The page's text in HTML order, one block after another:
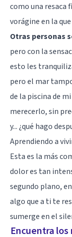
como una resaca
vorágine en la
Otras personas
pero con la
esto les
pero el mar
de la piscina de
merecerlo, sin
y... ¿qué hago
Aprendiendo a
Esta es la más
dolor es tan
segundo plano,
algo que a ti te
sumerge en el
Encuentra